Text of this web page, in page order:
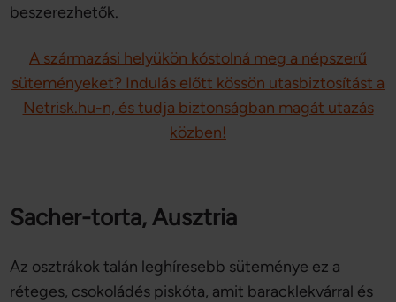
beszerezhetők.
A származási helyükön kóstolná meg a népszerű
süteményeket? Indulás előtt kössön utasbiztosítást a
Netrisk.hu-n, és tudja biztonságban magát utazás
közben!
Sacher-torta, Ausztria
Az osztrákok talán leghíresebb süteménye ez a
réteges, csokoládés piskóta, amit baracklekvárral és